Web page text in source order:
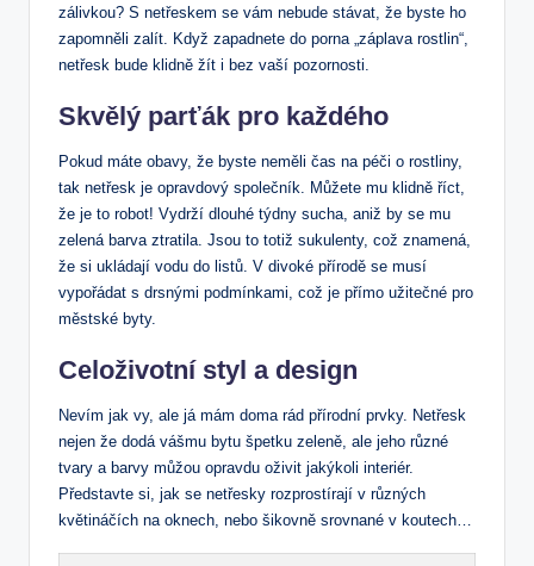
zálivkou? S netřeskem se vám nebude stávat, že byste ho
zapomněli zalít. Když zapadnete do porna „záplava rostlin“,
netřesk bude klidně žít i bez vaší pozornosti.
Skvělý parťák pro každého
Pokud máte obavy, že byste neměli čas na péči o rostliny,
tak netřesk je opravdový společník. Můžete mu klidně říct,
že je to robot! Vydrží dlouhé týdny sucha, aniž by se mu
zelená barva ztratila. Jsou to totiž sukulenty, což znamená,
že si ukládají vodu do listů. V divoké přírodě se musí
vypořádat s drsnými podmínkami, což je přímo užitečné pro
městské byty.
Celoživotní styl a design
Nevím jak vy, ale já mám doma rád přírodní prvky. Netřesk
nejen že dodá vášmu bytu špetku zeleně, ale jeho různé
tvary a barvy můžou opravdu oživit jakýkoli interiér.
Představte si, jak se netřesky rozprostírají v různých
květináčích na oknech, nebo šikovně srovnané v koutech…